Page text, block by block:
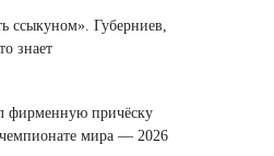
ссыкуном». Губерниев,
знает
фирменную причёску
мира — 2026